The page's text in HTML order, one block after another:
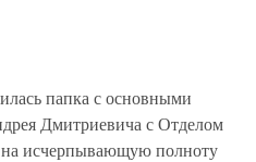
папка с основными
Дмитриевича с Отделом
исчерпывающую полноту